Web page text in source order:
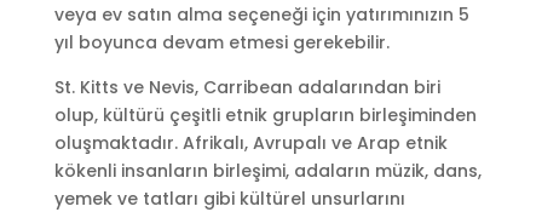
veya ev satın alma seçeneği için yatırımınızın 5
yıl boyunca devam etmesi gerekebilir.
St. Kitts ve Nevis, Carribean adalarından biri
olup, kültürü çeşitli etnik grupların birleşiminden
oluşmaktadır. Afrikalı, Avrupalı ve Arap etnik
kökenli insanların birleşimi, adaların müzik, dans,
yemek ve tatları gibi kültürel unsurlarını